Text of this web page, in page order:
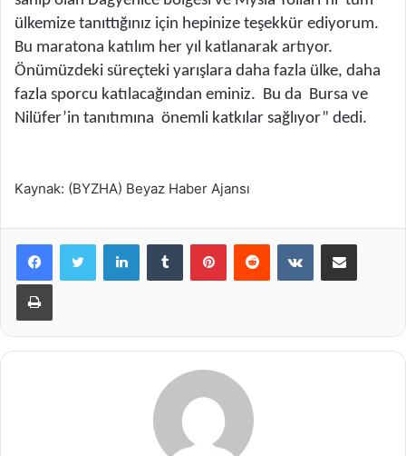
ülkemize tanıttığınız için hepinize teşekkür ediyorum.
Bu maratona katılım her yıl katlanarak artıyor.
Önümüzdeki süreçteki yarışlara daha fazla ülke, daha
fazla sporcu katılacağından eminiz. Bu da Bursa ve
Nilüfer’in tanıtımına önemli katkılar sağlıyor” dedi.
Kaynak: (BYZHA) Beyaz Haber Ajansı
LinkedInTumblr PinterestReddit VKontakteE-Posta ile paylaş
Yazdır